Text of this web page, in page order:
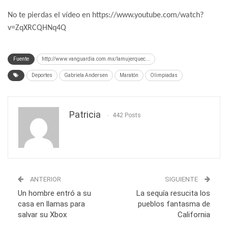
No te pierdas el vídeo en https://www.youtube.com/watch?
v=ZqXRCQHNq4Q
Fuente http://www.vanguardia.com.mx/lamujerquec...
Deportes Gabriela Andersen Maratón Olimpiadas
Patricia 442 Posts
ANTERIOR
Un hombre entró a su
casa en llamas para
salvar su Xbox
SIGUIENTE
La sequía resucita los
pueblos fantasma de
California